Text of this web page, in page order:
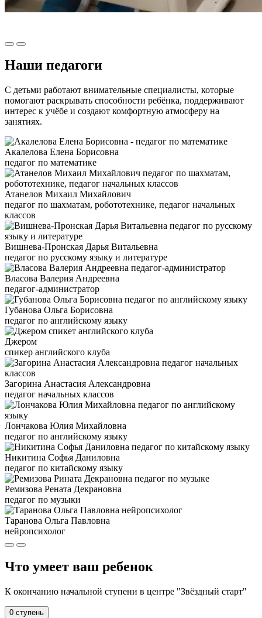
Наши педагоги
С детьми работают внимательные специалисты, которые
помогают раскрывать способности ребёнка, поддерживают
интерес к учёбе и создают комфортную атмосферу на
занятиях.
Акалелова Елена Борисовна
педагог по математике
Атанелов Михаил Михайлович
педагог по шахматам, робототехнике, педагог начальных
классов
Вишнева-Пронская Дарья Витальевна
педагог по русскому языку и литературе
Власова Валерия Андреевна
педагог-администратор
Губанова Ольга Борисовна
педагог по английскому языку
Джером
спикер английского клуба
Загорина Анастасия Александровна
педагог начальных классов
Лончакова Юлия Михайловна
педагог по английскому языку
Никитина Софья Даниловна
педагог по китайскому языку
Ремизова Рената Декрановна
педагог по музыки
Таранова Ольга Павловна
нейропсихолог
Что умеет ваш ребенок
К окончанию начальной ступени в центре "Звёздный старт"
0 ступень